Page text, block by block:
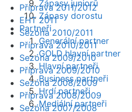
Zápasy juniorů
Zápasy dorostu
Partneři
Generální partner
GOLD hlavní partner
Hlavní partneři
Business partneři
Hrdí partneři
Mediální partneři
Příprava 2011/2012
EHT 2011
Sezóna 2010/2011
Příprava 2010/2011
Sezóna 2009/2010
Příprava 2009/2010
Sezóna 2008/2009
Příprava 2008/2009
Sezóna 2007/2008